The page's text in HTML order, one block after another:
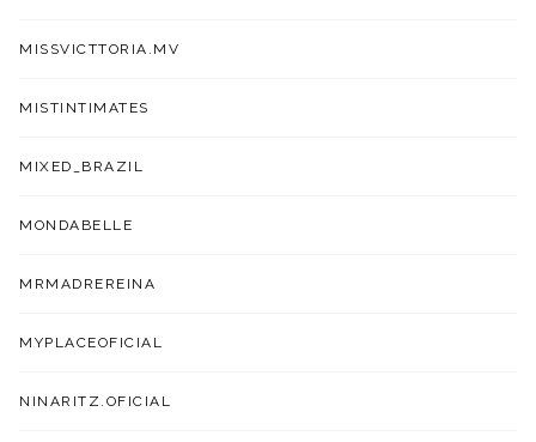
MISSVICTTORIA.MV
MISTINTIMATES
MIXED_BRAZIL
MONDABELLE
MRMADREREINA
MYPLACEOFICIAL
NINARITZ.OFICIAL